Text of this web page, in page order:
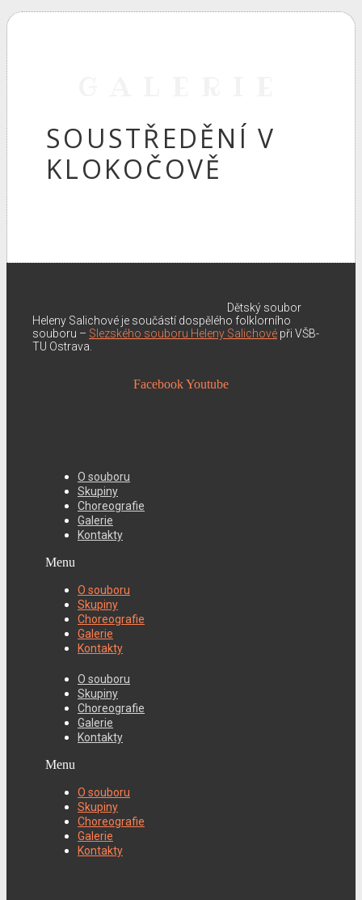
SOUSTŘEDĚNÍ V
KLOKOČOVĚ
Dětský soubor
Heleny Salichové je součástí dospělého folklorního
souboru – Slezského souboru Heleny Salichové při VŠB-
TU Ostrava.
FacebookYoutube
O souboru
Skupiny
Choreografie
Galerie
Kontakty
Menu
O souboru
Skupiny
Choreografie
Galerie
Kontakty
O souboru
Skupiny
Choreografie
Galerie
Kontakty
Menu
O souboru
Skupiny
Choreografie
Galerie
Kontakty